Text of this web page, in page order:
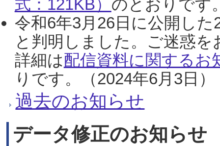
式：121KB） のとおりです
令和6年3月26日に公開し
と判明しました。ご迷惑
詳細は配信資料に関するお
りです。（2024年6月3日）
過去のお知らせ
データ修正のお知らせ